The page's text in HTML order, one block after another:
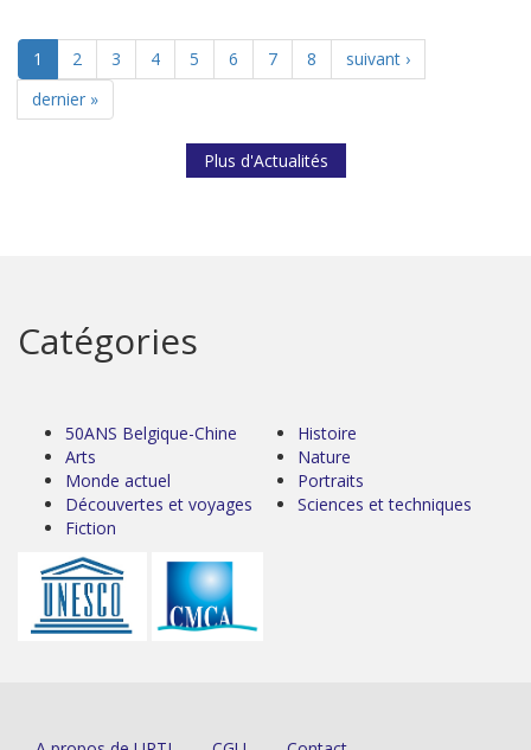
1 2 3 4 5 6 7 8
suivant ›
dernier »
Plus d'Actualités
Catégories
50ANS Belgique-Chine
Arts
Monde actuel
Découvertes et voyages
Fiction
Histoire
Nature
Portraits
Sciences et techniques